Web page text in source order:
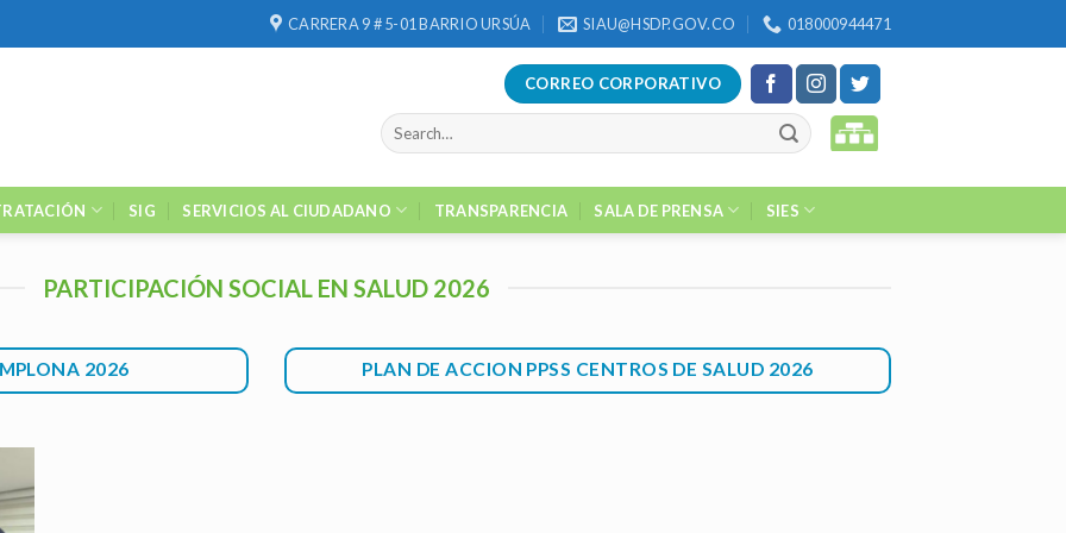
CARRERA 9 # 5-01 BARRIO URSÚA SIAU@HSDP.GOV.CO 018000944471
CORREO CORPORATIVO
SIG SERVICIOS AL CIUDADANO TRANSPARENCIA SALA DE PRENSA SIES
PARTICIPACIÓN SOCIAL EN SALUD 2026
2026 PLAN DE ACCION PPSS CENTROS DE SALUD 2026